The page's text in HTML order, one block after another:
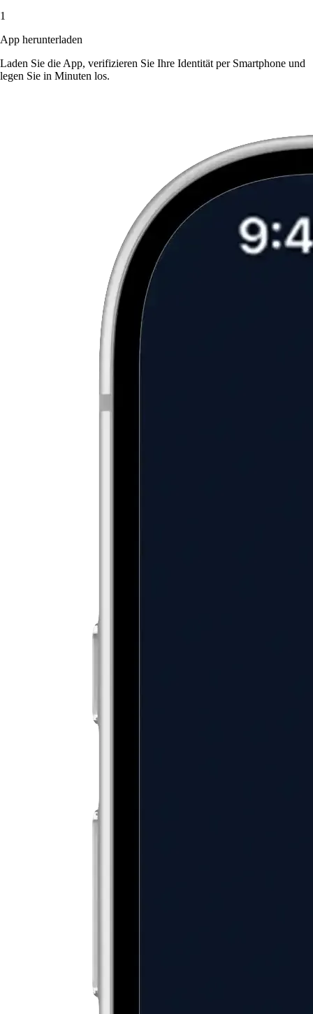
1
App herunterladen
Laden Sie die App, verifizieren Sie Ihre Identität per Smartphone und
legen Sie in Minuten los.